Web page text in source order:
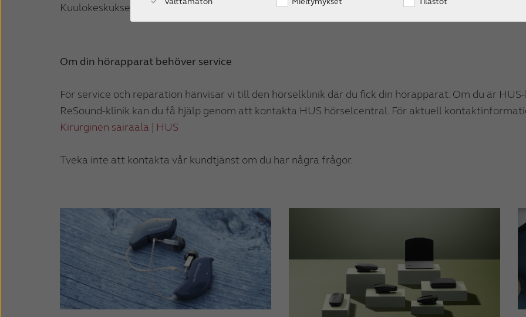
Kuulokeskukseen. HUS Kuulokeskuksen ajantasaiset yhteystiedot löytyvät heidän nettisivuiltaan:
Om din hörapparat behöver service
För service och reparation hänvisar vi till den hörselklinik där du fick din hörapparat. Om du är
ReSound-klinik kan du få hjälp genom att kontakta HUS hörselcentral. För aktuell
Kirurginen sairaala | HUS
Tveka inte att kontakta vår kundtjänst om du har några frågor.